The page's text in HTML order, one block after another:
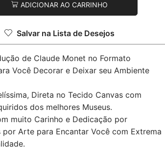
ADICIONAR AO CARRINHO
Salvar na Lista de Desejos
de Claude Monet no Formato
Você Decorar e Deixar seu Ambiente
Direta no Tecido Canvas com
dos melhores Museus.
muito Carinho e Dedicação por
por Arte para Encantar Você com Extrema